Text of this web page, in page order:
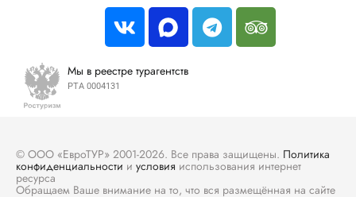
Мы в реестре турагентств
РТА 0004131
© ООО «ЕвроТУР» 2001-2026. Все права защищены. Политика
конфиденциальности и условия использования интернет
ресурса
Обращаем Ваше внимание на то, что вся размещённая на сайте